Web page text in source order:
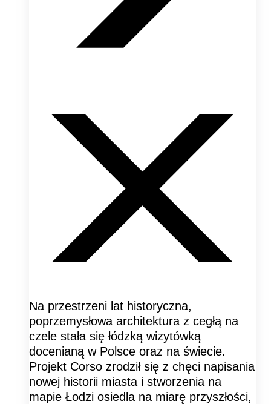
Na przestrzeni lat historyczna,
poprzemysłowa architektura z cegłą na
czele stała się łódzką wizytówką
docenianą w Polsce oraz na świecie.
Projekt Corso zrodził się z chęci napisania
nowej historii miasta i stworzenia na
mapie Łodzi osiedla na miarę przyszłości,